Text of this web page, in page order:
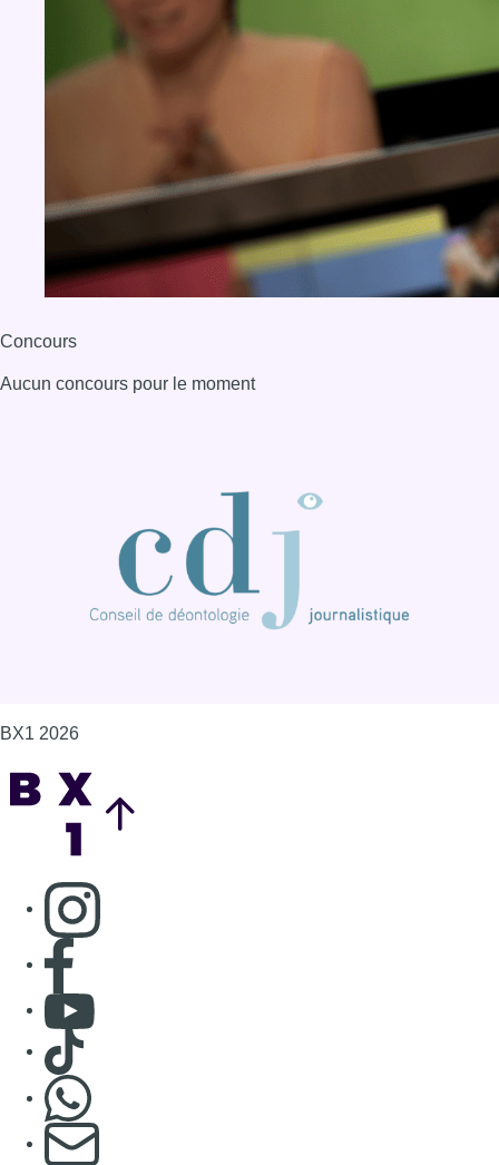
Concours
Aucun concours pour le moment
BX1 2026
Consulter page Instagram
Consulter page Facebook
Consulter Youtube
Consulter TikTok
S'abonner à notre newsletter